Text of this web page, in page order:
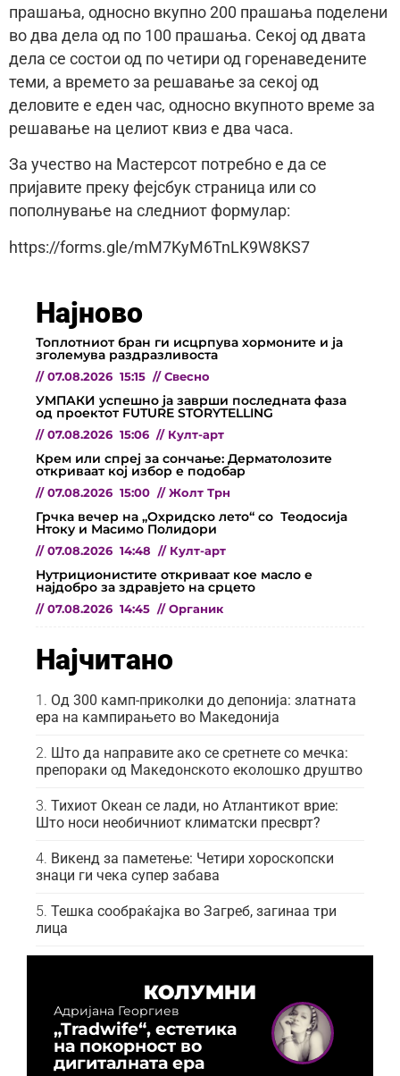
прашања, односно вкупно 200 прашања поделени
во два дела од по 100 прашања. Секој од двата
дела се состои од по четири од горенаведените
теми, а времето за решавање за секој од
деловите е еден час, односно вкупното време за
решавање на целиот квиз е два часа.
За учество на Мастерсот потребно е да се
пријавите преку фејсбук страница или со
пополнување на следниот формулар:
https://forms.gle/mM7KyM6TnLK9W8KS7
Најново
Топлотниот бран ги исцрпува хормоните и ја
зголемува раздразливоста
// 07.08.2026 15:15 // Свесно
УМПАКИ успешно ја заврши последната фаза
од проектот FUTURE STORYTELLING
// 07.08.2026 15:06 // Култ-арт
Крем или спреј за сончање: Дерматолозите
откриваат кој избор е подобар
// 07.08.2026 15:00 // Жолт Трн
Грчка вечер на „Охридско лето“ со Теодосија
Нтоку и Масимо Полидори
// 07.08.2026 14:48 // Култ-арт
Нутриционистите откриваат кое масло е
најдобро за здравјето на срцето
// 07.08.2026 14:45 // Органик
Најчитано
Од 300 камп-приколки до депонија: златната
ера на кампирањето во Македонија
Што да направите ако се сретнете со мечка:
препораки од Македонското еколошко друштво
Тихиот Океан се лади, но Атлантикот врие:
Што носи необичниот климатски пресврт?
Викенд за паметење: Четири хороскопски
знаци ги чека супер забава
Тешка сообраќајка во Загреб, загинаа три
лица
КОЛУМНИ
Адријана Георгиев
„Tradwife“, естетика
на покорност во
дигиталната ера